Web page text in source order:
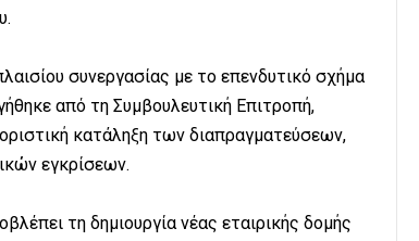
συνεργασίας με το επενδυτικό σχήμα
από τη Συμβουλευτική Επιτροπή,
κατάληξη των διαπραγματεύσεων,
εγκρίσεων.
τη δημιουργία νέας εταιρικής δομής